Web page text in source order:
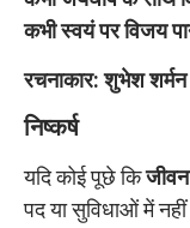
कभी स्वयं पर विजय
रचनाकार: शुभेश शर्मन
निष्कर्ष
यदि कोई पूछे कि
पद या सुविधाओं में